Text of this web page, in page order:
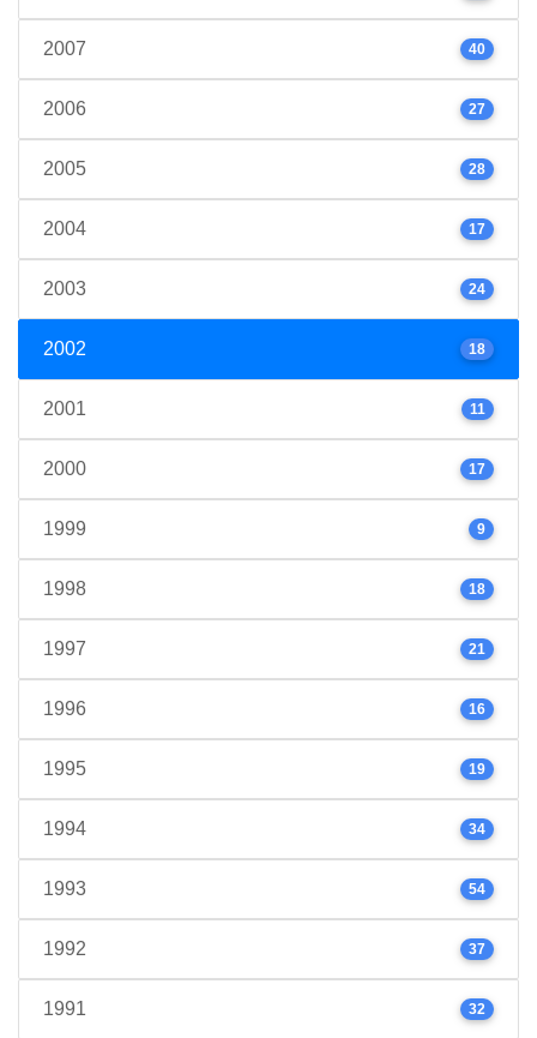
2007 40
2006 27
2005 28
2004 17
2003 24
2002 18
2001 11
2000 17
1999 9
1998 18
1997 21
1996 16
1995 19
1994 34
1993 54
1992 37
1991 32